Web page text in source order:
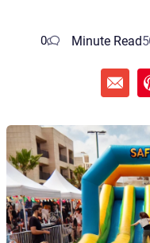
5
Minute Read
0